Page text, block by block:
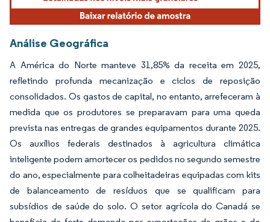
Análise Geográfica
A América do Norte manteve 31,85% da receita em 2025,
refletindo profunda mecanização e ciclos de reposição
consolidados. Os gastos de capital, no entanto, arrefeceram à
medida que os produtores se preparavam para uma queda
prevista nas entregas de grandes equipamentos durante 2025.
Os auxílios federais destinados à agricultura climática
inteligente podem amortecer os pedidos no segundo semestre
do ano, especialmente para colheitadeiras equipadas com kits
de balanceamento de resíduos que se qualificam para
subsídios de saúde do solo. O setor agrícola do Canadá se